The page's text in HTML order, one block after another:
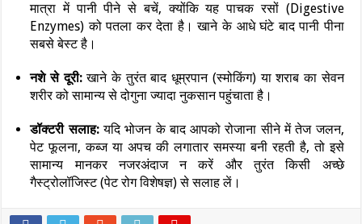
मात्रा में पानी पीने से बचें, क्योंकि यह पाचक रसों (Digestive
Enzymes) को पतला कर देता है। खाने के आधे घंटे बाद पानी पीना
सबसे बेस्ट है।
नशे से दूरी:खाने के तुरंत बाद धूम्रपान (स्मोकिंग) या शराब का सेवन
शरीर को सामान्य से दोगुना ज्यादा नुकसान पहुंचाता है।
डॉक्टरी सलाह:यदि भोजन के बाद आपको रोजाना सीने में तेज जलन,
पेट फूलना, कब्ज या अपच की लगातार समस्या बनी रहती है, तो इसे
सामान्य मानकर नजरअंदाज न करें और तुरंत किसी अच्छे
गैस्ट्रोलॉजिस्ट (पेट रोग विशेषज्ञ) से सलाह लें।